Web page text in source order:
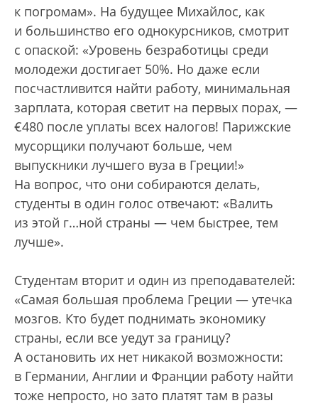
к погромам». На будущее Михайлос, как
и большинство его однокурсников, смотрит
с опаской: «Уровень безработицы среди
молодежи достигает 50%. Но даже если
посчастливится найти работу, минимальная
зарплата, которая светит на первых порах, —
€480 после уплаты всех налогов! Парижские
мусорщики получают больше, чем
выпускники лучшего вуза в Греции!»
На вопрос, что они собираются делать,
студенты в один голос отвечают: «Валить
из этой г…ной страны — чем быстрее, тем
лучше».
Студентам вторит и один из преподавателей:
«Самая большая проблема Греции — утечка
мозгов. Кто будет поднимать экономику
страны, если все уедут за границу?
А остановить их нет никакой возможности:
в Германии, Англии и Франции работу найти
тоже непросто, но зато платят там в разы